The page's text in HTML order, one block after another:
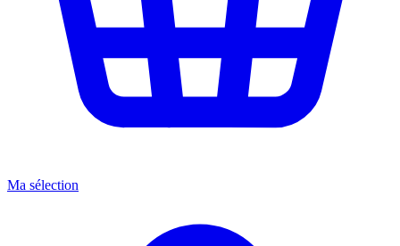
Ma sélection